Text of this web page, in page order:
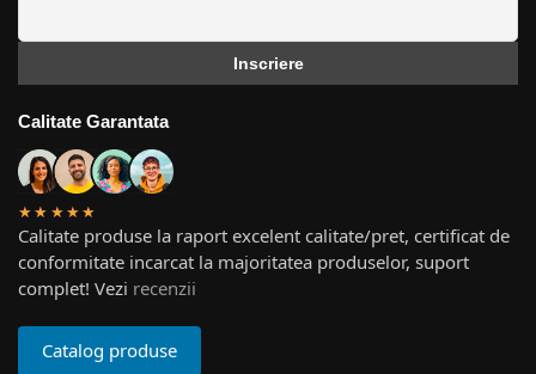
Calitate Garantata
★★★★★
Calitate produse la raport excelent calitate/pret, certificat de
conformitate incarcat la majoritatea produselor, suport
complet! Vezi recenzii
Catalog produse